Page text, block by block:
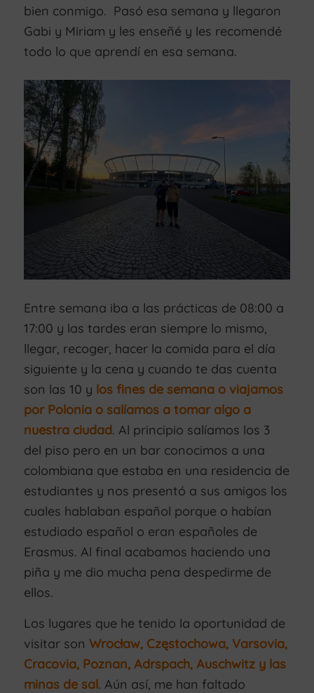
bien conmigo. Pasó esa semana y llegaron
Gabi y Miriam y les enseñé y les recomendé
todo lo que aprendí en esa semana.
Entre semana iba a las prácticas de 08:00 a
17:00 y las tardes eran siempre lo mismo,
llegar, recoger, hacer la comida para el día
siguiente y la cena y cuando te das cuenta
son las 10 y los fines de semana o viajamos
por Polonia o salíamos a tomar algo a
nuestra ciudad. Al principio salíamos los 3
del piso pero en un bar conocimos a una
colombiana que estaba en una residencia de
estudiantes y nos presentó a sus amigos los
cuales hablaban español porque o habían
estudiado español o eran españoles de
Erasmus. Al final acabamos haciendo una
piña y me dio mucha pena despedirme de
ellos.
Los lugares que he tenido la oportunidad de
visitar son Wrocław, Częstochowa, Varsovia,
Cracovia, Poznan, Adrspach, Auschwitz y las
minas de sal. Aún así, me han faltado